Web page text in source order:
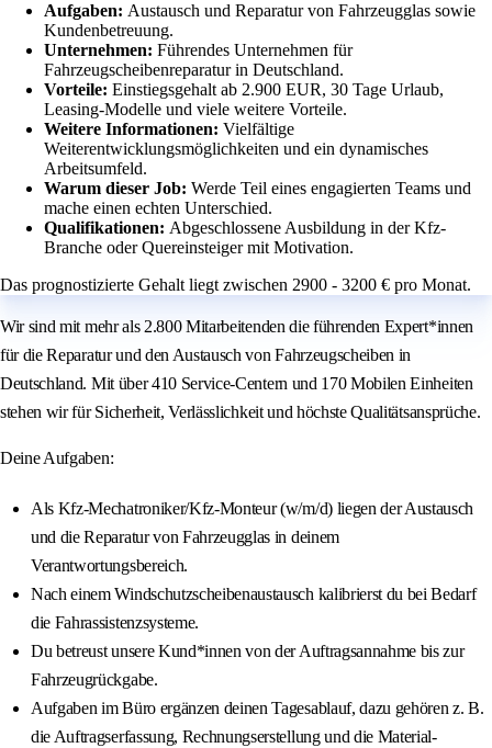
Aufgaben: Austausch und Reparatur von Fahrzeugglas sowie
Kundenbetreuung.
Unternehmen: Führendes Unternehmen für
Fahrzeugscheibenreparatur in Deutschland.
Vorteile: Einstiegsgehalt ab 2.900 EUR, 30 Tage Urlaub,
Leasing-Modelle und viele weitere Vorteile.
Weitere Informationen: Vielfältige
Weiterentwicklungsmöglichkeiten und ein dynamisches
Arbeitsumfeld.
Warum dieser Job: Werde Teil eines engagierten Teams und
mache einen echten Unterschied.
Qualifikationen: Abgeschlossene Ausbildung in der Kfz-
Branche oder Quereinsteiger mit Motivation.
Das prognostizierte Gehalt liegt zwischen 2900 - 3200 € pro Monat.
Wir sind mit mehr als 2.800 Mitarbeitenden die führenden Expert*innen
für die Reparatur und den Austausch von Fahrzeugscheiben in
Deutschland. Mit über 410 Service-Centern und 170 Mobilen Einheiten
stehen wir für Sicherheit, Verlässlichkeit und höchste Qualitätsansprüche.
Deine Aufgaben:
Als Kfz-Mechatroniker/Kfz-Monteur (w/m/d) liegen der Austausch
und die Reparatur von Fahrzeugglas in deinem
Verantwortungsbereich.
Nach einem Windschutzscheibenaustausch kalibrierst du bei Bedarf
die Fahrassistenzsysteme.
Du betreust unsere Kund*innen von der Auftragsannahme bis zur
Fahrzeugrückgabe.
Aufgaben im Büro ergänzen deinen Tagesablauf, dazu gehören z. B.
die Auftragserfassung, Rechnungserstellung und die Material-